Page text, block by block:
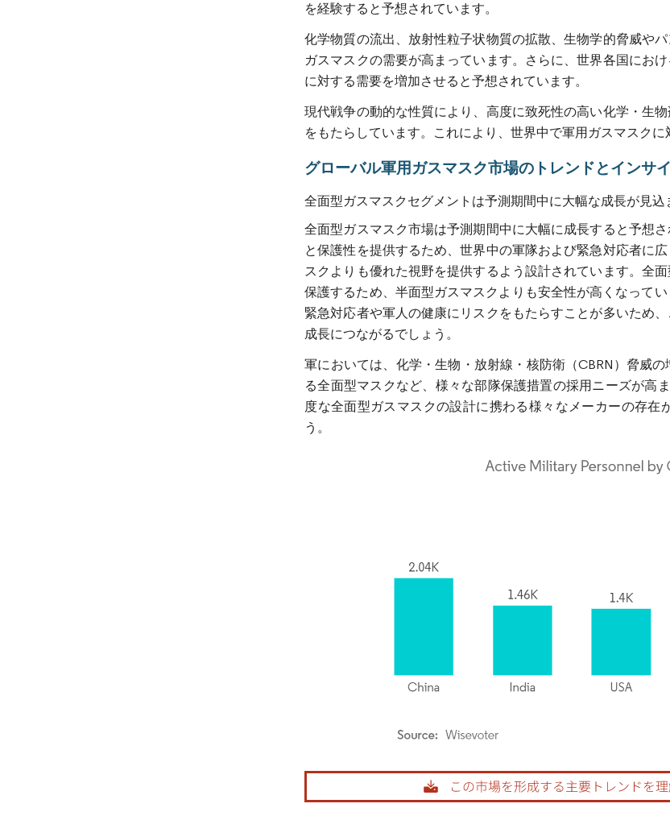
を経験すると予想されています。
化学物質の流出、放射性粒子状物質の拡散、生物学的脅威や
ガスマスクの需要が高まっています。さらに、世界各国にお
に対する需要を増加させると予想されています。
現代戦争の動的な性質により、高度に致死性の高い化学・生
をもたらしています。これにより、世界中で軍用ガスマスクに
グローバル軍用ガスマスク市場のトレンドとインサ
全面型ガスマスクセグメントは予測期間中に大幅な成長が見込
全面型ガスマスク市場は予測期間中に大幅に成長すると予想
と保護性を提供するため、世界中の軍隊および緊急対応者に
スクよりも優れた視野を提供するよう設計されています。全
保護するため、半面型ガスマスクよりも安全性が高くなって
緊急対応者や軍人の健康にリスクをもたらすことが多いため
成長につながるでしょう。
軍においては、化学・生物・放射線・核防衛（CBRN）脅威
る全面型マスクなど、様々な部隊保護措置の採用ニーズが高
度な全面型ガスマスクの設計に携わる様々なメーカーの存
う。
画像 © Mordor Intelligence。再利用にはCC BY 4.0の表示が必要です。